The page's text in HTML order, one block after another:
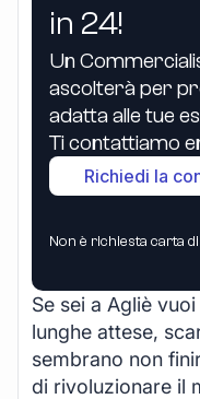
in 24!
Un
ascolterà per
adatta alle tue
Ti contattiamo
Richiedi la
Non è richiesta carta
Se sei a Agliè
lunghe attese,
sembrano non
di rivoluzionare il